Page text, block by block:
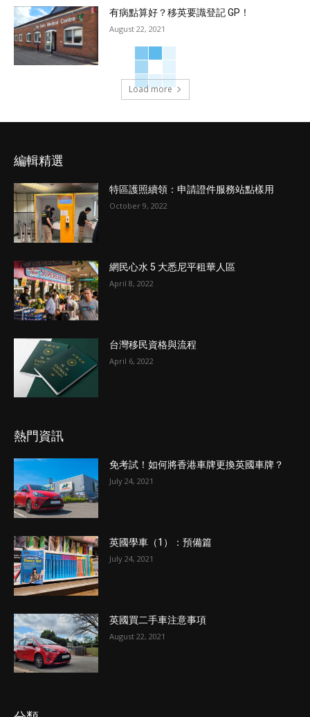
有病點算好？移英要識登記 GP！
August 22, 2021
Load more
編輯精選
特區護照續領：申請證件服務站點樣用
October 9, 2022
網民心水 5 大悉尼平租華人區
April 8, 2022
台灣移民資格與流程
April 6, 2022
熱門資訊
免考試！如何將香港車牌更換英國車牌？
July 24, 2021
英國學車（1）：預備篇
July 24, 2021
英國買二手車注意事項
August 22, 2021